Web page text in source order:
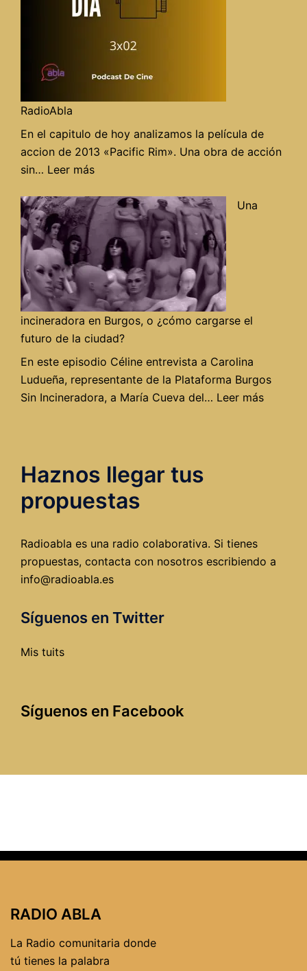
RadioAbla
En el capitulo de hoy analizamos la película de
accion de 2013 «Pacific Rim». Una obra de acción
sin… Leer más:
rim»
en
Alegrame
día
de
RadioAbla
Una
incineradora en Burgos, o ¿cómo cargarse el
futuro de la ciudad?
En este episodio Céline entrevista a Carolina
Ludueña, representante de la Plataforma Burgos
Sin Incineradora, a María Cueva del… Leer más:
futuro
Haznos llegar tus
propuestas
Radioabla es una radio colaborativa. Si tienes
propuestas, contacta con nosotros escribiendo a
info@radioabla.es
Síguenos en Twitter
Mis tuits
Síguenos en Facebook
RADIO ABLA
La Radio comunitaria donde
tú tienes la palabra